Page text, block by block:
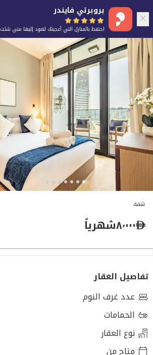
بروبرتي فايندر
احتفظ بالمنازل التي أعجبتك لتعود إليها متى شئت
شقة
٨٬٠٠٠شهرياً
تفاصيل العقار
عدد غرف النوم
الحمامات
نوع العقار
متاح من